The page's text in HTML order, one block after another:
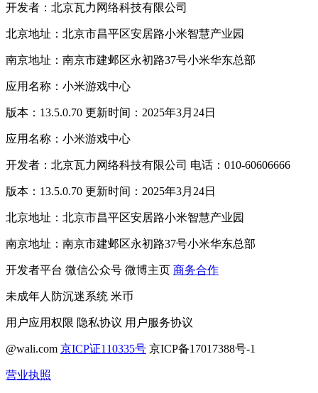
开发者：北京瓦力网络科技有限公司
北京地址：北京市昌平区安居路小米智慧产业园
南京地址：南京市建邺区永初路37号小米华东总部
应用名称：小米游戏中心
版本：13.5.0.70 更新时间：2025年3月24日
应用名称：小米游戏中心
开发者：北京瓦力网络科技有限公司 电话：010-60606666
版本：13.5.0.70 更新时间：2025年3月24日
北京地址：北京市昌平区安居路小米智慧产业园
南京地址：南京市建邺区永初路37号小米华东总部
开发者平台 微信公众号 微博主页 商务合作
未成年人防沉迷系统 米币
用户应用权限 隐私协议 用户服务协议
@wali.com 京ICP证110335号 京ICP备17017388号-1
营业执照